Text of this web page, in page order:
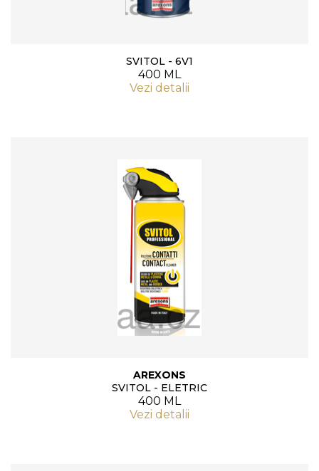
SVITOL - 6V1
400 ML
Vezi detalii
AREXONS
SVITOL - ELETRIC
400 ML
Vezi detalii